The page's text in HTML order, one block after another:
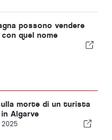
possono vendere
quel nome
morte di un turista
Algarve
2025